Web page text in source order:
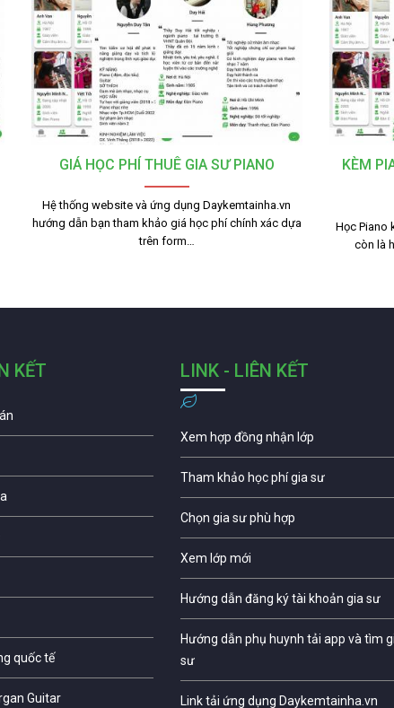
GIÁ HỌC PHÍ THUÊ GIA SƯ PIANO
Hệ thống website và ứng dụng Daykemtainha.vn
hướng dẫn bạn tham khảo giá học phí chính xác dựa
trên form…
KÈM
Học Piano
còn là
KẾT
quốc tế
Guitar
LINK - LIÊN KẾT
Xem hợp đồng nhận lớp
Tham khảo học phí gia sư
Chọn gia sư phù hợp
Xem lớp mới
Hướng dẫn đăng ký tài khoản gia sư
Hướng dẫn phụ huynh tải app và tìm
sư
Link tải ứng dụng Daykemtainha.vn